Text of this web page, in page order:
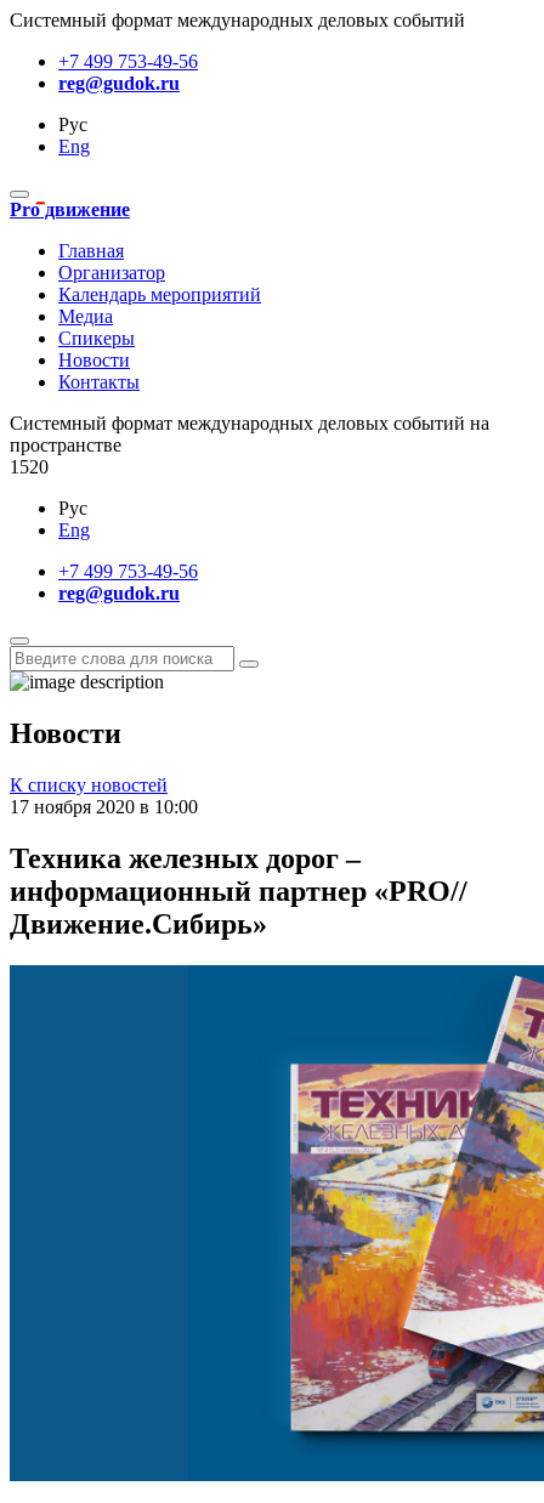
Системный формат международных деловых событий
+7 499 753-49-56
reg@gudok.ru
Рус
Eng
Pro движение
Главная
Организатор
Календарь мероприятий
Медиа
Спикеры
Новости
Контакты
Cистемный формат международных деловых событий на
пространстве
1520
Рус
Eng
+7 499 753-49-56
reg@gudok.ru
Новости
К списку новостей
17 ноября 2020 в 10:00
Техника железных дорог –
информационный партнер «PRO//
Движение.Сибирь»